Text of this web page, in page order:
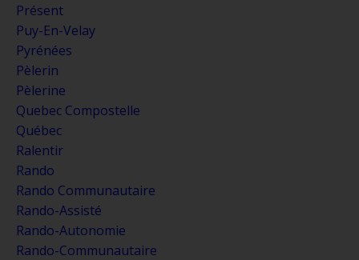
Présent
Puy-En-Velay
Pyrénées
Pèlerin
Pèlerine
Quebec Compostelle
Québec
Ralentir
Rando
Rando Communautaire
Rando-Assisté
Rando-Autonomie
Rando-Communautaire